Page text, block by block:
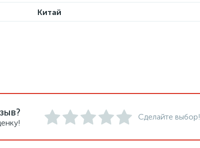
Китай
Сделайте выбор!